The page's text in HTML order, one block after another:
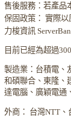
售後服務：若產品
保固政策： 實際
力梭資訊
目前已經為超過
製造業：台積電、
和碩聯合、東隆、
達電腦、廣穎電通
外商： 台灣NTT、